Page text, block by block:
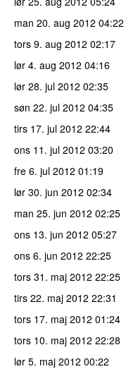
man 20. aug 2012 04:22
tors 9. aug 2012 02:17
lør 4. aug 2012 04:16
lør 28. jul 2012 02:35
søn 22. jul 2012 04:35
tirs 17. jul 2012 22:44
ons 11. jul 2012 03:20
fre 6. jul 2012 01:19
lør 30. jun 2012 02:34
man 25. jun 2012 02:25
ons 13. jun 2012 05:27
ons 6. jun 2012 22:25
tors 31. maj 2012 22:25
tirs 22. maj 2012 22:31
tors 17. maj 2012 01:24
tors 10. maj 2012 22:28
lør 5. maj 2012 00:22